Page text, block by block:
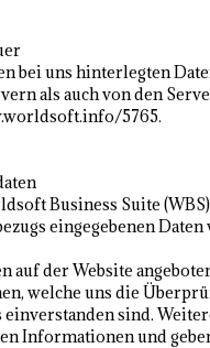
bei uns hinterlegten
als auch von den
5765.
Business Suite
eingegebenen
auf der Website
welche uns die
sind.
Informationen und